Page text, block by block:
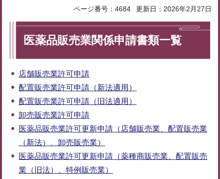
ページ番号：4684 更新日：2026年2月27日
医薬品販売業関係申請書類一覧
店舗販売業許可申請
配置販売業許可申請（新法適用）
配置販売業許可申請（旧法適用）
卸売販売業許可申請
医薬品販売業許可更新申請（店舗販売業、配置販売業
（新法）、卸売販売業）
医薬品販売業許可更新申請（薬種商販売業、配置販売
業（旧法）、特例販売業）